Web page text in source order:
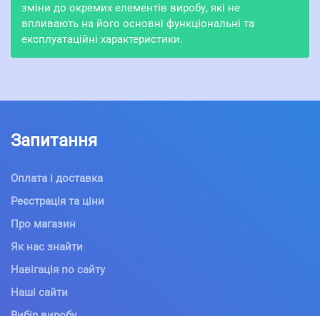
зміни до окремих елементів виробу, які не
впливають на його основні функціональні та
експлуатаційні характеристики.
Запитання
Оплата і доставка
Реєстрація та ціни
Про магазин
Як нас знайти
Навігація по сайту
Наші сайти